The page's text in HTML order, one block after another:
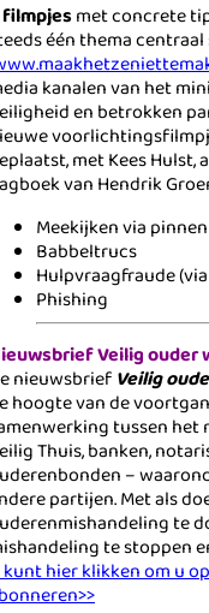
filmpjesmet concrete
één thema
kanalen van het
en betrokken
met Kees Hulst,
van Hendrik
Meekijken via pinnen
Babbeltrucs
Hulpvraagfraude
Phishing
Veilig ouder
nieuwsbrief Veilig
hoogte van de
tussen het
Thuis, banken,
–
partijen. Met als
te
te stoppen
kunt hier klikken om u